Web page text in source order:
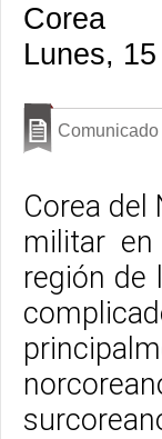
Corea
Lunes,
Comunicado
Corea del
militar
región de